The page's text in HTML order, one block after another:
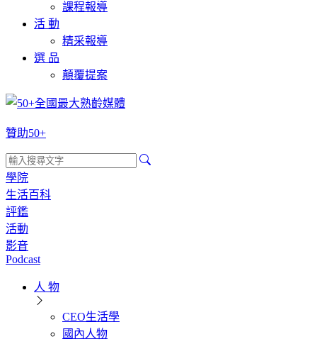
課程報導
活 動
精采報導
選 品
顛覆提案
贊助50+
學院
生活百科
評鑑
活動
影音
Podcast
人 物
CEO生活學
國內人物